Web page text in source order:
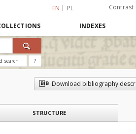
EN PL Contrast
INDEXES
search ?
Download bibliography
STRUCTURE